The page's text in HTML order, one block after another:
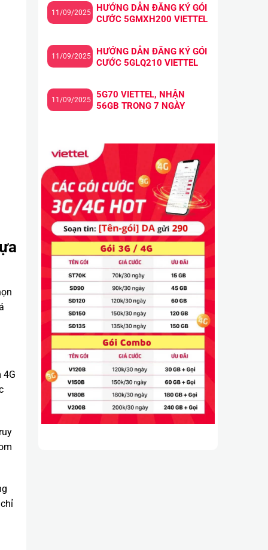
4G
HƯỚNG DẪN ĐĂNG KÝ GÓI
CƯỚC 5GMXH200 VIETTEL
11/09/2025
HƯỚNG DẪN ĐĂNG KÝ GÓI
CƯỚC 5GLQ210 VIETTEL
11/09/2025
5G70 VIETTEL, NHẬN
56GB TRONG 7 NGÀY
11/09/2025